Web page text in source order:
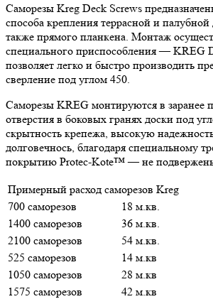
Саморезы Kreg Deck Screws
способа крепления террасной и
также прямого планкена. Монтаж
специального приспособления — KREG
позволяет легко и быстро производить
сверление под углом 450.
Саморезы KREG монтируются в заранее
отверстия в боковых гранях доски под
скрытность крепежа, высокую
долговечнось, благодаря специальному
покрытию Protec-Kote™ — не
Примерный расход саморезов Kreg
700 саморезов
18 м.кв.
1400 саморезов
36 м.кв.
2100 саморезов
54 м.кв.
525 саморезов
14 м.кв
1050 саморезов
28 м.кв
1575 саморезов
42 м.кв